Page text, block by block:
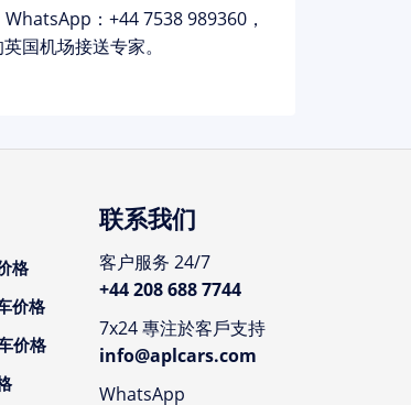
WhatsApp： +44 7538 989360，
国机场接送专家。
格
价格
价格
联系我们
客户服务 24/7
+44 208 688 7744
7x24 專注於客戶支持
info@aplcars.com
WhatsApp